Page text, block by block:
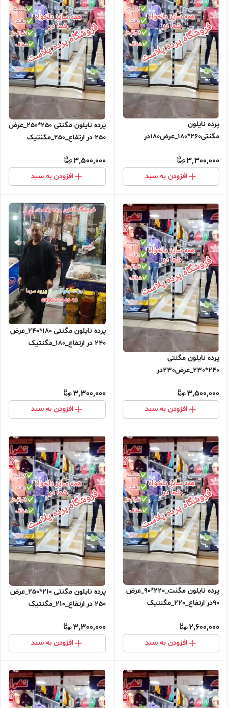
پرده نایلون
مگنتی260*180_عرض180در
مغناطیسی ارسال رایگان
3,300,000
افزودن به سبد
پرده نایلون مگنتی 250*250_عرض
250 در ارتفاع_250_مگنتیک
3,500,000
افزودن به سبد
پرده نایلون مگنتی
240*230_عرض230در
مغناطیسی ارسال رایگان
3,500,000
افزودن به سبد
پرده نایلون مگنتی 180*240_عرض
240 در ارتفاع_180_مگنتیک
3,300,000
افزودن به سبد
پرده نایلون مگنت_220*90_عرض
90در ارتفاع_220_مگنتیک
2,600,000
افزودن به سبد
پرده نایلون مگنتی 210*250_عرض
250 در ارتفاع_210_مگنتیک
3,300,000
افزودن به سبد